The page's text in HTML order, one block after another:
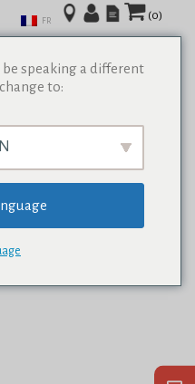
(0)
FR
speaking a different
to: